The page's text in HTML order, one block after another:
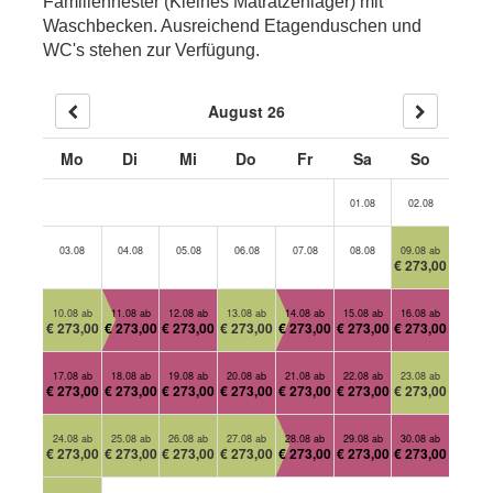
Waschbecken. Ausreichend Etagenduschen und
WC's stehen zur Verfügung.
August 26
Mo Di Mi Do Fr Sa So
01.08 02.08
03.08 04.08 05.08 06.08 07.08 08.08 09.08 ab
€ 273,00
10.08 ab
€ 273,00
11.08 ab
€ 273,00
12.08 ab
€ 273,00
13.08 ab
€ 273,00
14.08 ab
€ 273,00
15.08 ab
€ 273,00
16.08 ab
€ 273,00
17.08 ab
€ 273,00
18.08 ab
€ 273,00
19.08 ab
€ 273,00
20.08 ab
€ 273,00
21.08 ab
€ 273,00
22.08 ab
€ 273,00
23.08 ab
€ 273,00
24.08 ab
€ 273,00
25.08 ab
€ 273,00
26.08 ab
€ 273,00
27.08 ab
€ 273,00
28.08 ab
€ 273,00
29.08 ab
€ 273,00
30.08 ab
€ 273,00